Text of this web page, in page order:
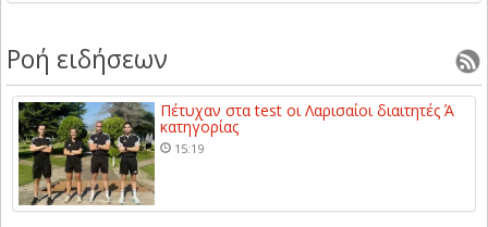
Ροή ειδήσεων
Πέτυχαν στα test οι Λαρισαίοι διαιτητές Ά
κατηγορίας
15:19